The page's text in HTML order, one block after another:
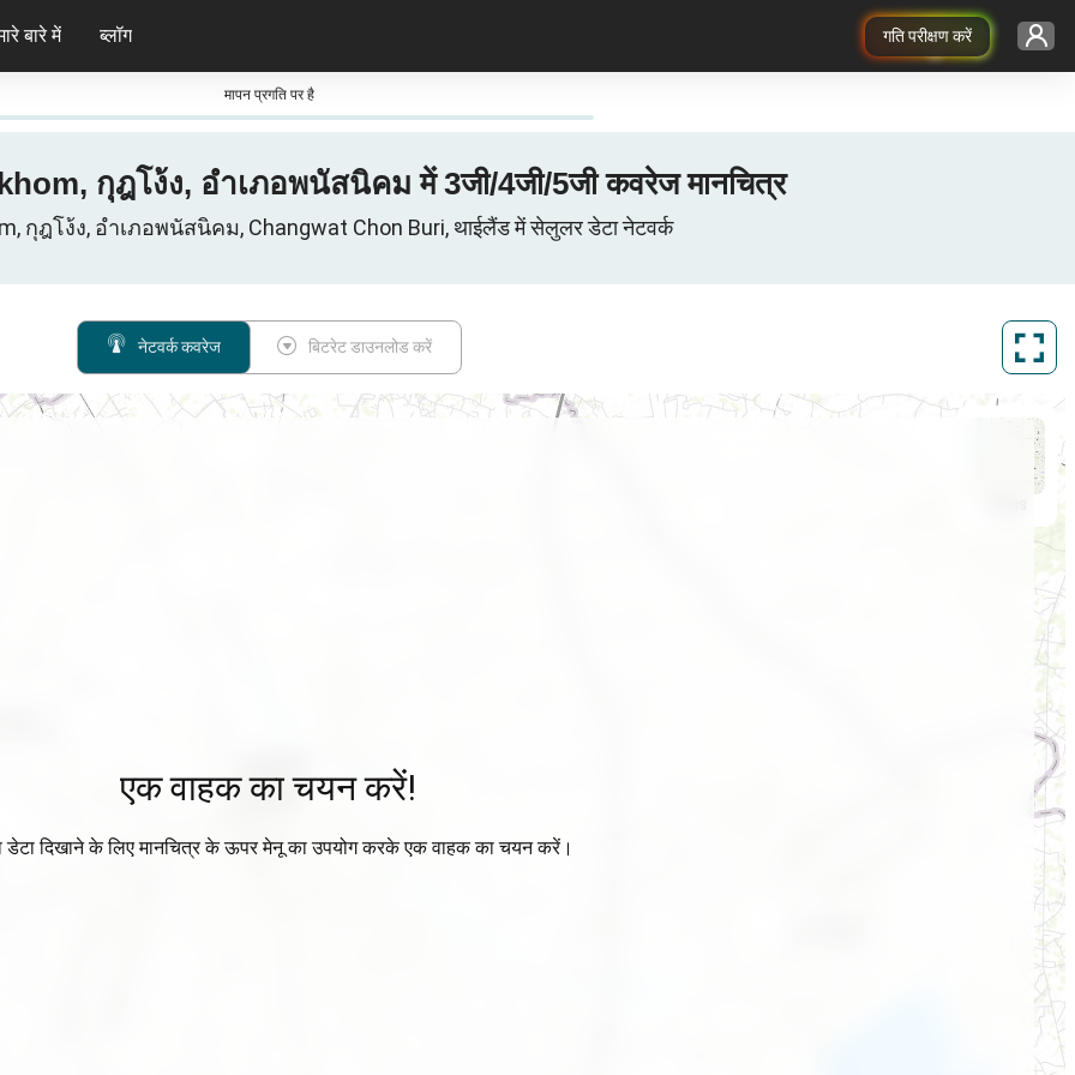
गति परीक्षण करें
बारे में ब्लॉग
मापन प्रगति पर है
กุฎโง้ง, อำเภอพนัสนิคม में 3जी/4जी/5जी कवरेज मानचित्र
กุฎโง้ง, อำเภอพนัสนิคม, Changwat Chon Buri, थाईलैंड में सेलुलर डेटा नेटवर्क
नेटवर्क कवरेज बिटरेट डाउनलोड करें
एक वाहक का चयन करें!
डेटा दिखाने के लिए मानचित्र के ऊपर मेनू का उपयोग करके एक वाहक का चयन करें।